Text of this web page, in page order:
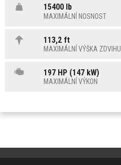
15400 lb
MAXIMÁLNÍ NOSNOST
113,2 ft
MAXIMÁLNÍ VÝŠKA ZDVIHU
197 HP (147 kW)
MAXIMÁLNÍ VÝKON